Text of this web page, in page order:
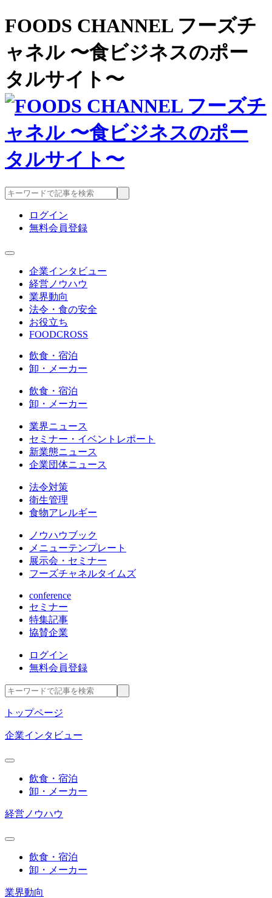
FOODS CHANNEL フーズチ
ャネル 〜食ビジネスのポー
タルサイト〜
ログイン
無料会員登録
企業インタビュー
経営ノウハウ
業界動向
法令・食の安全
お役立ち
FOODCROSS
飲食・宿泊
卸・メーカー
飲食・宿泊
卸・メーカー
業界ニュース
セミナー・イベントレポート
新業態ニュース
企業団体ニュース
法令対策
衛生管理
食物アレルギー
ノウハウブック
メニューテンプレート
展示会・セミナー
フーズチャネルタイムズ
conference
セミナー
特集記事
協賛企業
ログイン
無料会員登録
トップページ
企業インタビュー
飲食・宿泊
卸・メーカー
経営ノウハウ
飲食・宿泊
卸・メーカー
業界動向